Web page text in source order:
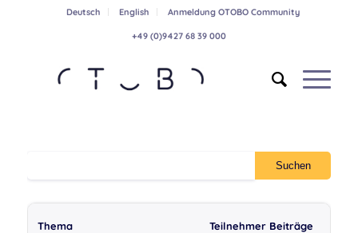
Deutsch English Anmeldung OTOBO Community
+49 (0)9427 68 39 000
Thema Teilnehmer Beiträge